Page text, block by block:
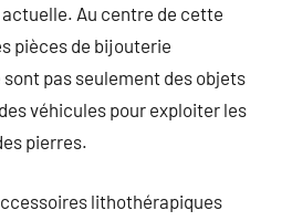
actuelle. Au centre de cette
pièces de bijouterie
pas seulement des objets
véhicules pour exploiter les
pierres.
lithothérapiques